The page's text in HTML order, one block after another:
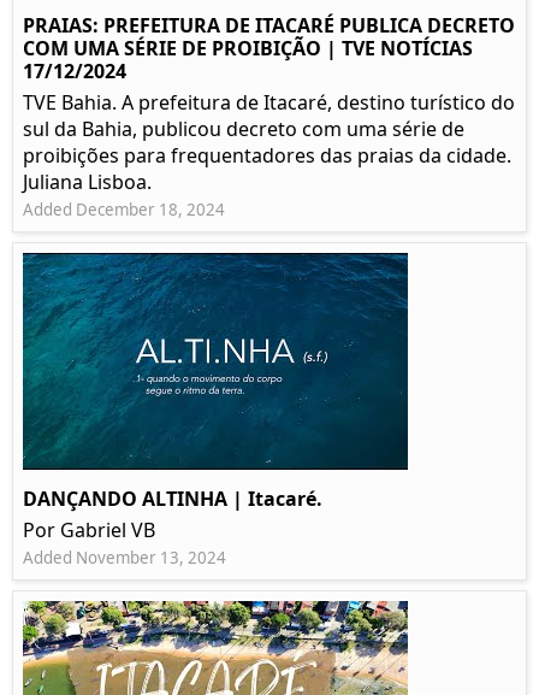
PRAIAS: PREFEITURA DE ITACARÉ PUBLICA DECRETO
COM UMA SÉRIE DE PROIBIÇÃO | TVE NOTÍCIAS
17/12/2024
TVE Bahia. A prefeitura de Itacaré, destino turístico do
sul da Bahia, publicou decreto com uma série de
proibições para frequentadores das praias da cidade.
Juliana Lisboa.
Added December 18, 2024
DANÇANDO ALTINHA | Itacaré.
Por Gabriel VB
Added November 13, 2024